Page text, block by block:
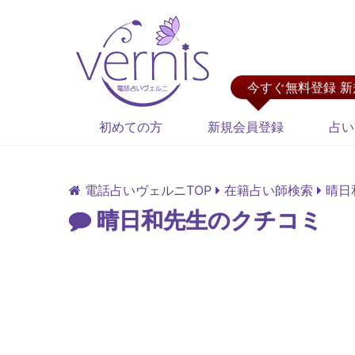
今すぐ無料登録
初めての方 新規会員登録 占
電話占いヴェルニTOP 在籍占い師検索 晴日
晴日和先生のクチコミ